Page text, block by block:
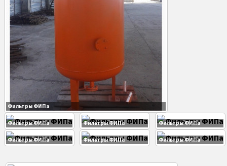
Трубные системы котлов
Трубы (трубная система) ДКВр
Экранные трубы котла ДКВр
Экранные трубы котла ДЕ
Экранные трубы котла КЕ
Фильтры ФИПа
Фильтры ФИПа Фильтры ФИПа Фильтры ФИПа
Фильтры ФИПа Фильтры ФИПа Фильтры ФИПа